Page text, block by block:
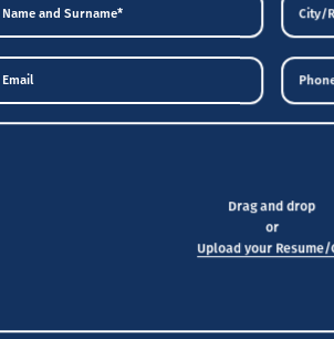
Drag and drop
or
Upload your Resume/